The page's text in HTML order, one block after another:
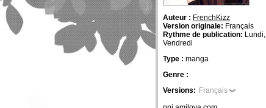
Auteur : FrenchKizz
Version originale: Français
Rythme de publication: Lundi,
Vendredi
Type : manga
Genre :
Versions: Français